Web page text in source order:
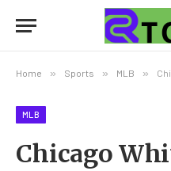
Home » Sports » MLB »
MLB
Chicago